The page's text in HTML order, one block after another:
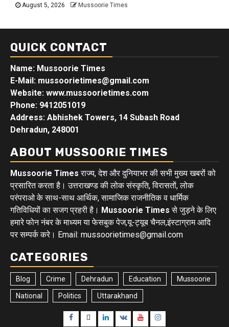
August 5, 2026 Mussoorie Times
QUICK CONTACT
Name: Mussoorie Times
E-Mail: mussoorietimes@gmail.com
Website: www.mussoorietimes.com
Phone: 9412051019
Address: Abhishek Towers, 14 Subash Road
Dehradun, 248001
ABOUT MUSSOORIE TIMES
Mussoorie Times राज्य, देश और दुनियाभर की सभी मुख्य खबरों को
प्रसारित करता है। उत्तराखण्ड की लोक संस्कृति, विरासतों, लोक
परंपराओ के साथ-साथ आर्थिक, सामाजिक राजनीतिक व धार्मिक
गतिविधियों का सजग प्रहरी है। Mussoorie Times से जुड़ने के लिए
हमारे फोन नंबर के माध्यम या फेसबुक पेज,यू-ट्यूब चैनल,इंस्टाग्राम आदि
पर सम्पर्क करे। Email: mussoorietimes@gmail.com
CATEGORIES
Blog Crime Dehradun Education Mussoorie
National Politics Uttarakhand
Facebook
TwitterLinkedin
VK YoutubeInstagram